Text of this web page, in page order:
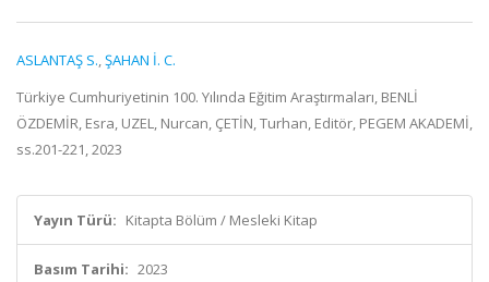
ASLANTAŞ S.,ŞAHAN İ. C.
Türkiye Cumhuriyetinin 100. Yılında Eğitim Araştırmaları, BENLİ
ÖZDEMİR, Esra, UZEL, Nurcan, ÇETİN, Turhan, Editör, PEGEM AKADEMİ,
ss.201-221, 2023
Yayın Türü: Kitapta Bölüm / Mesleki Kitap
Basım Tarihi: 2023